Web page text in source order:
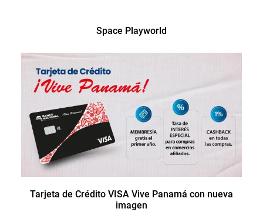
Space Playworld
Tarjeta de Crédito VISA Vive Panamá con nueva
imagen